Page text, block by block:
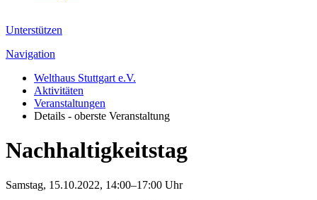
Unterstützen
Navigation
Welthaus Stuttgart e.V.
Aktivitäten
Veranstaltungen
Details - oberste Veranstaltung
Nachhaltigkeitstag
Samstag, 15.10.2022, 14:00–17:00 Uhr